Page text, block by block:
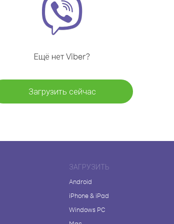
Ещё нет Viber?
Загрузить сейчас
ЗАГРУЗИТЬ
Android
iPhone & iPad
Windows PC